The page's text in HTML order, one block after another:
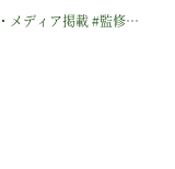
#イベント・講演会・メディア掲載 #監修のつぶやき #その他 #ピックアップ